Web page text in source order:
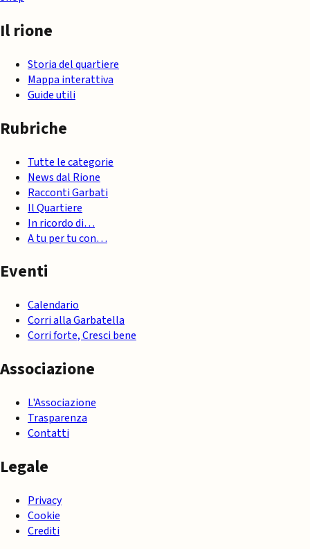
Il rione
Storia del quartiere
Mappa interattiva
Guide utili
Rubriche
Tutte le categorie
News dal Rione
Racconti Garbati
Il Quartiere
In ricordo di…
A tu per tu con…
Eventi
Calendario
Corri alla Garbatella
Corri forte, Cresci bene
Associazione
L'Associazione
Trasparenza
Contatti
Legale
Privacy
Cookie
Crediti